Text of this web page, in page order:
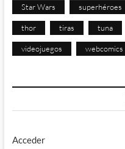
Star Wars superhéroes
thor tiras tuna
videojuegos webcomics
Acceder